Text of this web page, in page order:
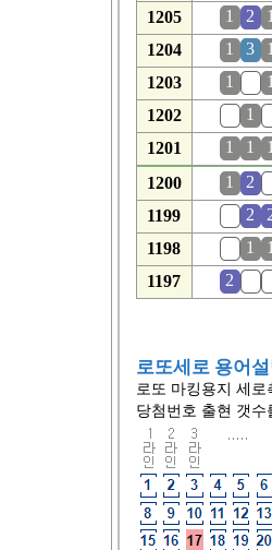
1205
1 2
1204
1 3
1203
1
1202
1
1201
1 1
1200
1 2
1199
2
1198
1
1197
2
로또세로 용어
로또 마킹용지 세로
당첨번호 출현 갯수